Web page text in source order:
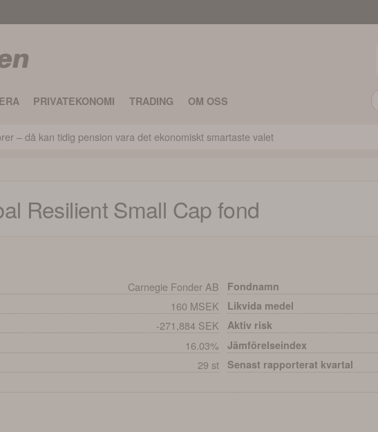
PRIVATEKONOMI TRADING OM OSS
– då kan tidig pension vara det ekonomiskt smartaste valet
Resilient Small Capfond
Carnegie Fonder AB Fondnamn
160 MSEK Likvida medel
-271,884 SEK Aktiv risk
16.03% Jämförelseindex
29 st Senast rapporterat kvartal